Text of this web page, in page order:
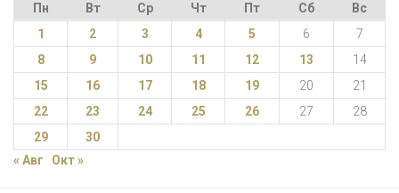
Пн
Вт Ср Чт Пт Сб
Вс
1
2 3 4 5 6
7
8
9 10 11 12 13
14
15
16 17 18 19 20
21
22
23 24 25 26 27
28
29
30
« Авг
Окт »